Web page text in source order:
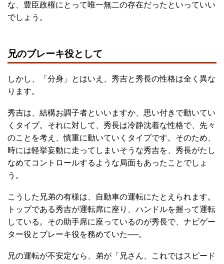
な、豊臣政権にとって唯一無二の存在だったといっていい
でしょう。
兄のブレーキ役として
しかし、「分身」とはいえ、秀吉と秀長の性格は全く異な
ります。
秀吉は、結構お調子者といいますか、思い付きで動いてい
くタイプ。それに対して、秀長は冷静沈着な性格で、先々
のことを考え、慎重に動いていくタイプです。そのため、
時には軽挙妄動に走ってしまいそうな秀吉を、秀長がたし
なめてコントロールするような局面もあったことでしょ
う。
こうした兄弟の有様は、自動車の運転にたとえられます。
トップである秀吉が運転席に座り、ハンドルを握って運転
している。その助手席に座っているのが秀長で、ナビゲー
ター役とブレーキ役を務めていた──。
兄の運転が不安定なら、弟が「兄さん、これではスピード